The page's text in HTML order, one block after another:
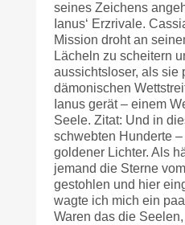
seines Zeichens
Ianus‘ Erzrivale.
Mission droht an
Lächeln zu scheitern
aussichtsloser, als sie
dämonischen
Ianus gerät – einem
Seele. Zitat: Und in
schwebten Hunderte
goldener Lichter. Als
jemand die Sterne
gestohlen und hier
wagte ich mich ein
Waren das die